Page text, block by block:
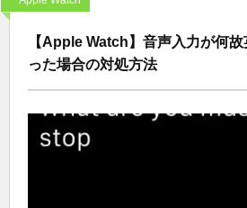
【Apple Watch】音声入力が何
った場合の対処方法